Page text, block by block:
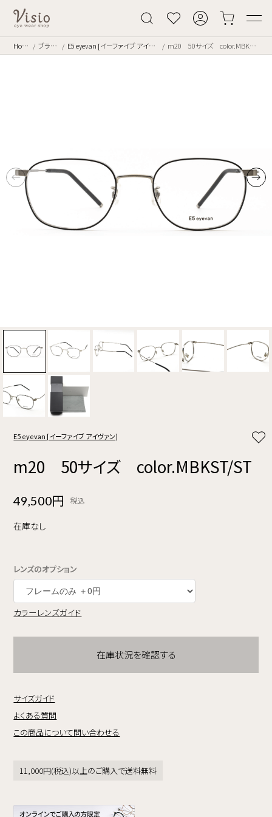
Home ブランド E5 eyevan [イーファイブ アイヴァン] m20 50サイズ color.MBKST/ST
E5 eyevan [イーファイブ アイヴァン]
m20 50サイズ color.MBKST/ST
49,500円 税込
在庫なし
レンズのオプション
カラーレンズガイド
在庫状況を確認する
サイズガイド
よくある質問
この商品について問い合わせる
11,000円(税込)以上のご購入で送料無料